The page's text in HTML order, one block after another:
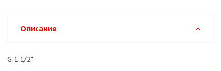
Описание
G 1 1/2"